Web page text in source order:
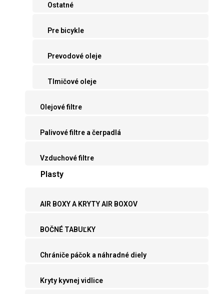
Ostatné
Pre bicykle
Prevodové oleje
Tlmičové oleje
Olejové filtre
Palivové filtre a čerpadlá
Vzduchové filtre
Plasty
AIR BOXY A KRYTY AIR BOXOV
BOČNÉ TABUĽKY
Chrániče páčok a náhradné diely
Kryty kyvnej vidlice